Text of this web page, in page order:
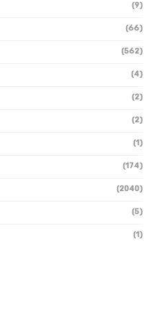
(9)
(66)
(562)
(4)
(2)
(2)
(1)
(174)
(2040)
(5)
(1)